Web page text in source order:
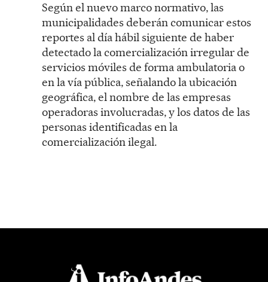
Según el nuevo marco normativo, las
municipalidades deberán comunicar estos
reportes al día hábil siguiente de haber
detectado la comercialización irregular de
servicios móviles de forma ambulatoria o
en la vía pública, señalando la ubicación
geográfica, el nombre de las empresas
operadoras involucradas, y los datos de las
personas identificadas en la
comercialización ilegal.